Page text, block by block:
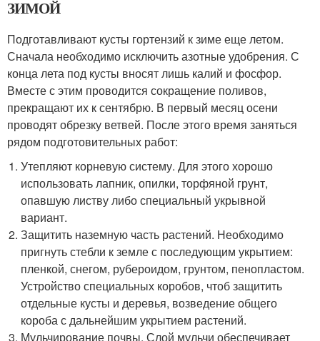
ЗИМОЙ
Подготавливают кусты гортензий к зиме еще летом.
Сначала необходимо исключить азотные удобрения. С
конца лета под кусты вносят лишь калий и фосфор.
Вместе с этим проводится сокращение поливов,
прекращают их к сентябрю. В первый месяц осени
проводят обрезку ветвей. После этого время заняться
рядом подготовительных работ:
Утепляют корневую систему. Для этого хорошо
использовать лапник, опилки, торфяной грунт,
опавшую листву либо специальный укрывной
вариант.
Защитить наземную часть растений. Необходимо
пригнуть стебли к земле с последующим укрытием:
пленкой, снегом, рубероидом, грунтом, пенопластом.
Устройство специальных коробов, чтоб защитить
отдельные кусты и деревья, возведение общего
короба с дальнейшим укрытием растений.
Мульчирование почвы. Слой мульчи обеспечивает